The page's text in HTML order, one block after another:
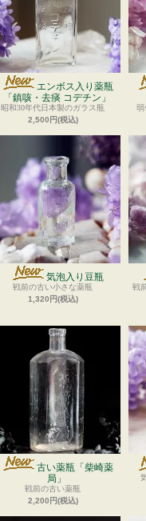
エンボス入り薬瓶
「鎮咳・去痰 コデチン」
昭和30年代日本製のガラス瓶
2,500円(税込)
弱
気泡入り豆瓶
戦前の古い小さな薬瓶
1,320円(税込)
戦
古い薬瓶「柴崎薬
局」
戦前の古い薬瓶
2,200円(税込)